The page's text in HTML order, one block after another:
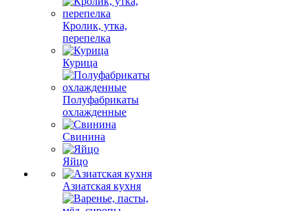
Кролик, утка,
перепелка
Курица
Полуфабрикаты
охлажденные
Свинина
Яйцо
Азиатская кухня